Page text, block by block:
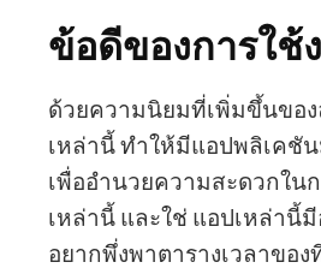
ข้อดีของการใช้
ด้วยความนิยมที่เพิ่มขึ้นขอ
เหล่านี้ ทำให้มีแอปพลิเคชั
เพื่ออำนวยความสะดวกใน
เหล่านี้ และใช่ แอปเหล่านี้
อยากพึ่งพาตารางเวลาขอ